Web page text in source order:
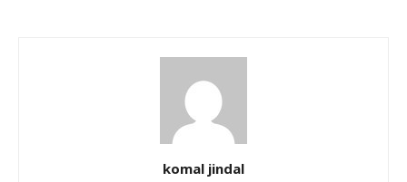
komal jindal